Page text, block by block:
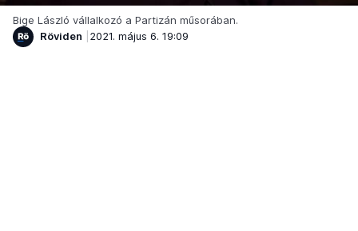
Bige László vállalkozó a Partizán műsorában.
Röviden
2021. május 6. 19:09